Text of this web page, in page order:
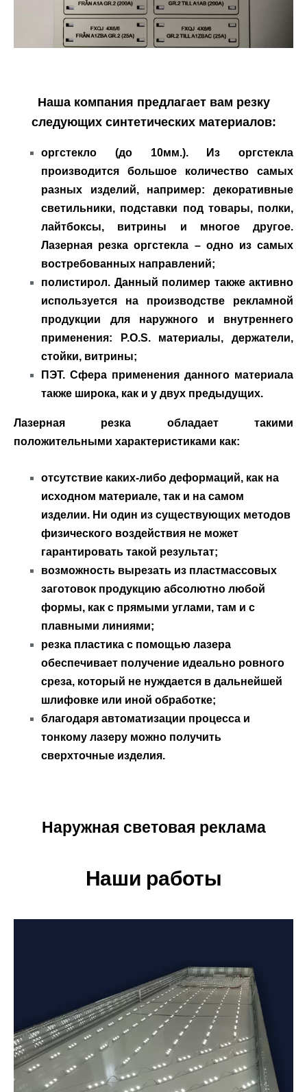
Наша компания предлагает вам резку
следующих синтетических материалов:
оргстекло (до 10мм.). Из оргстекла
производится большое количество самых
разных изделий, например: декоративные
светильники, подставки под товары, полки,
лайтбоксы, витрины и многое другое.
Лазерная резка оргстекла – одно из самых
востребованных направлений;
полистирол. Данный полимер также активно
используется на производстве рекламной
продукции для наружного и внутреннего
применения: P.O.S. материалы, держатели,
стойки, витрины;
ПЭТ. Сфера применения данного материала
также широка, как и у двух предыдущих.
Лазерная резка обладает такими
положительными характеристиками как:
отсутствие каких-либо деформаций, как на
исходном материале, так и на самом
изделии. Ни один из существующих методов
физического воздействия не может
гарантировать такой результат;
возможность вырезать из пластмассовых
заготовок продукцию абсолютно любой
формы, как с прямыми углами, там и с
плавными линиями;
резка пластика с помощью лазера
обеспечивает получение идеально ровного
среза, который не нуждается в дальнейшей
шлифовке или иной обработке;
благодаря автоматизации процесса и
тонкому лазеру можно получить
сверхточные изделия.
Наружная световая реклама
Наши работы